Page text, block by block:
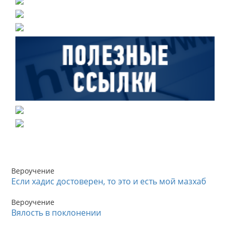
Вероучение
Если хадис достоверен, то это и есть мой мазхаб
Вероучение
Вялость в поклонении